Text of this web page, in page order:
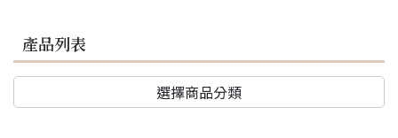
產品列表
選擇商品分類